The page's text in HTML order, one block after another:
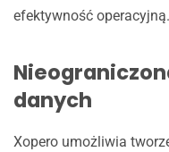
efektywność operacyjną.
danych
Xopero umożliwia